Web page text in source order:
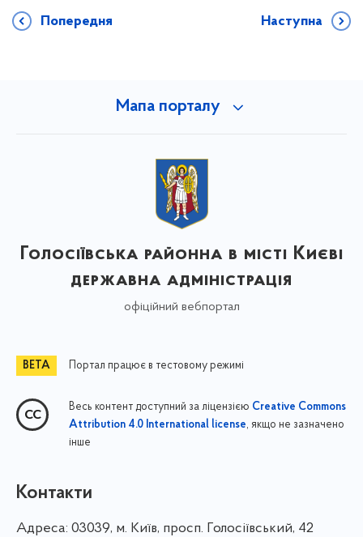
Попередня Наступна
Мапа порталу
Голосіївська районна в місті Києві
державна адміністрація
офіційний вебпортал
Портал працює в тестовому режимі
Весь контент доступний за ліцензією Creative Commons
Attribution 4.0 International license, якщо не зазначено
інше
Контакти
Адреса: 03039, м. Київ, просп. Голосіївський, 42